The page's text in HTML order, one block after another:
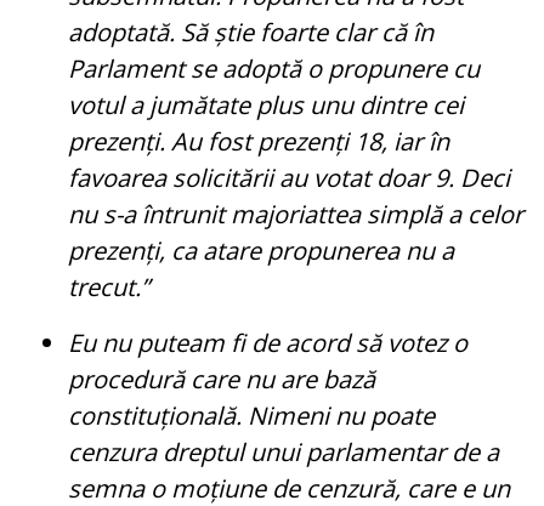
adoptată. Să știe foarte clar că în
Parlament se adoptă o propunere cu
votul a jumătate plus unu dintre cei
prezenți. Au fost prezenți 18, iar în
favoarea solicitării au votat doar 9. Deci
nu s-a întrunit majoriattea simplă a celor
prezenți, ca atare propunerea nu a
trecut.”
Eu nu puteam fi de acord să votez o
procedură care nu are bază
constituțională. Nimeni nu poate
cenzura dreptul unui parlamentar de a
semna o moțiune de cenzură, care e un